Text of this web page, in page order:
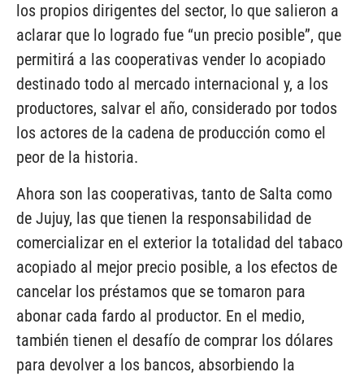
los propios dirigentes del sector, lo que salieron a
aclarar que lo logrado fue “un precio posible”, que
permitirá a las cooperativas vender lo acopiado
destinado todo al mercado internacional y, a los
productores, salvar el año, considerado por todos
los actores de la cadena de producción como el
peor de la historia.
Ahora son las cooperativas, tanto de Salta como
de Jujuy, las que tienen la responsabilidad de
comercializar en el exterior la totalidad del tabaco
acopiado al mejor precio posible, a los efectos de
cancelar los préstamos que se tomaron para
abonar cada fardo al productor. En el medio,
también tienen el desafío de comprar los dólares
para devolver a los bancos, absorbiendo la